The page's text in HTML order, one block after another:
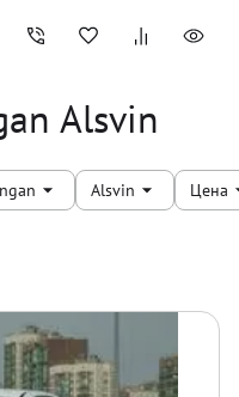
Alsvin
Alsvin Цена